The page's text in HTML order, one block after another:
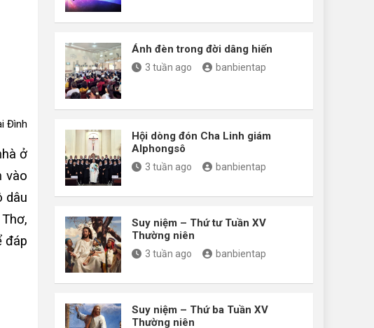
Đình
ở
vào
dâu
đáp
Ánh đèn trong đời dâng hiến
3 tuần ago banbientap
Hội dòng đón Cha Linh giám
Alphongsô
3 tuần ago banbientap
Suy niệm – Thứ tư Tuần XV
Thường niên
3 tuần ago banbientap
Suy niệm – Thứ ba Tuần XV
Thường niên